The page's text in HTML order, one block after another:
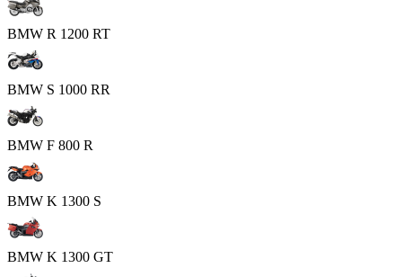
BMW R 1200 RT
BMW S 1000 RR
BMW F 800 R
BMW K 1300 S
BMW K 1300 GT